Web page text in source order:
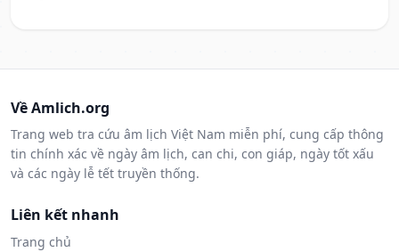
Về Amlich.org
Trang web tra cứu âm lịch Việt Nam miễn phí, cung cấp thông
tin chính xác về ngày âm lịch, can chi, con giáp, ngày tốt xấu
và các ngày lễ tết truyền thống.
Liên kết nhanh
Trang chủ